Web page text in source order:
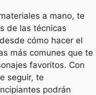
a mano, te
de las técnicas
cómo hacer el
más comunes que te
favoritos. Con
seguir, te
podrán